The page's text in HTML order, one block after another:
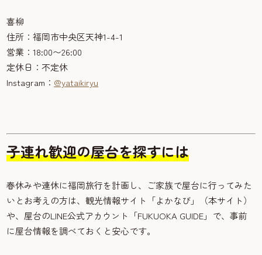
喜柳
住所：福岡市中央区天神1-4-1
営業：18:00〜26:00
定休日：不定休
Instagram： @yataikiryu
子連れ歓迎の屋台を探すには
春休みや連休に福岡旅行を計画し、ご家族で屋台に行ってみた
いとお考えの方は、観光情報サイト「よかなび」（本サイト）
や、屋台のLINE公式アカウント「FUKUOKA GUIDE」で、事前
に屋台情報を調べておくと安心です。